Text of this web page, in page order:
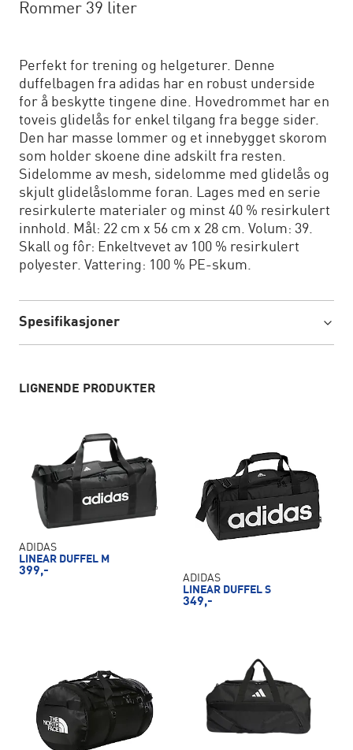
Rommer 39 liter
Perfekt for trening og helgeturer. Denne
duffelbagen fra adidas har en robust underside
for å beskytte tingene dine. Hovedrommet har en
toveis glidelås for enkel tilgang fra begge sider.
Den har masse lommer og et innebygget skorom
som holder skoene dine adskilt fra resten.
Sidelomme av mesh, sidelomme med glidelås og
skjult glidelåslomme foran. Lages med en serie
resirkulerte materialer og minst 40 % resirkulert
innhold. Mål: 22 cm x 56 cm x 28 cm. Volum: 39.
Skall og fôr: Enkeltvevet av 100 % resirkulert
polyester. Vattering: 100 % PE-skum.
Spesifikasjoner
LIGNENDE PRODUKTER
ADIDAS
LINEAR DUFFEL M
399,-
ADIDAS
LINEAR DUFFEL S
349,-